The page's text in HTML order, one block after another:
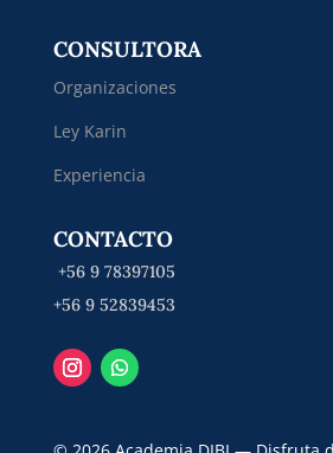
CONSULTORA
Organizaciones
Ley Karin
Experiencia
CONTACTO
+56 9 78397105
+56 9 52839453